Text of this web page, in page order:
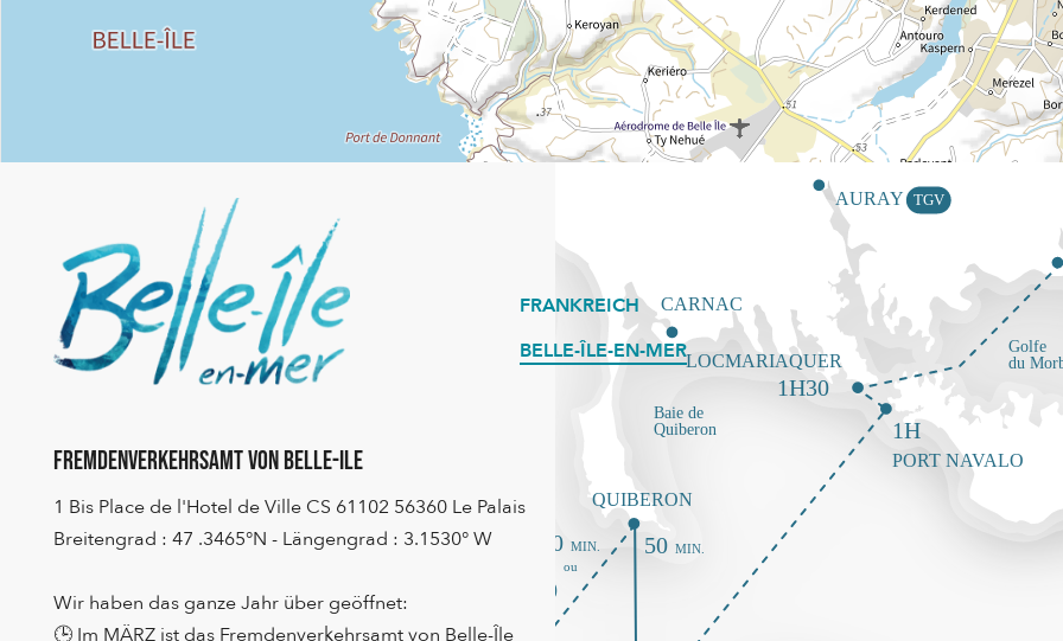
Fremdenverkehrsamt von Belle-Ile
1 Bis Place de l'Hotel de Ville CS 61102 56360 Le Palais
Breitengrad : 47 .3465°N - Längengrad : 3.1530° W
Wir haben das ganze Jahr über geöffnet:
🕒 Im MÄRZ ist das Fremdenverkehrsamt von Belle-Île
FRANKREICH
BELLE-ÎLE-EN-MER